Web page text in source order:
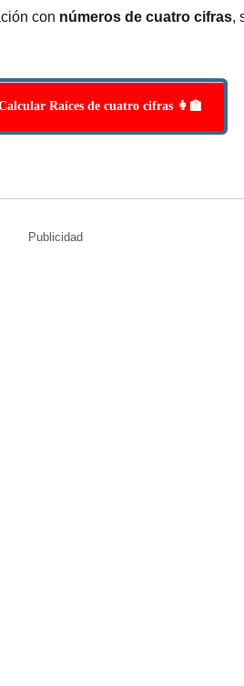
con números de cuatro cifras,
Raíces de cuatro cifras 👩‍🏫
Publicidad